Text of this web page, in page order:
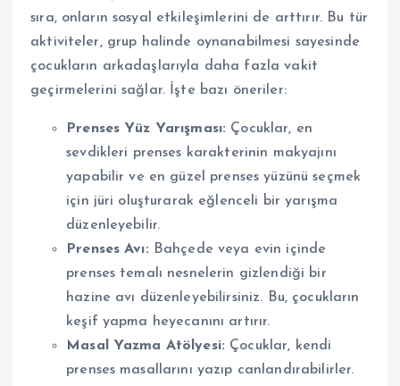
sıra, onların sosyal etkileşimlerini de arttırır. Bu tür
aktiviteler, grup halinde oynanabilmesi sayesinde
çocukların arkadaşlarıyla daha fazla vakit
geçirmelerini sağlar. İşte bazı öneriler:
Prenses Yüz Yarışması: Çocuklar, en
sevdikleri prenses karakterinin makyajını
yapabilir ve en güzel prenses yüzünü seçmek
için jüri oluşturarak eğlenceli bir yarışma
düzenleyebilir.
Prenses Avı: Bahçede veya evin içinde
prenses temalı nesnelerin gizlendiği bir
hazine avı düzenleyebilirsiniz. Bu, çocukların
keşif yapma heyecanını artırır.
Masal Yazma Atölyesi: Çocuklar, kendi
prenses masallarını yazıp canlandırabilirler.